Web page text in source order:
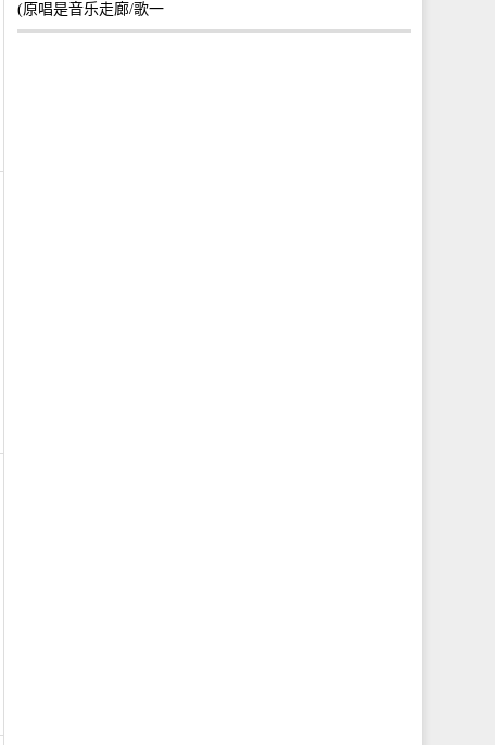
(原唱是音乐走廊/歌一
生)，小群演唱点播:8975次